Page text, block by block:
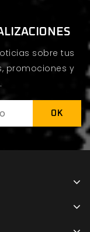
sobre tus
promociones y